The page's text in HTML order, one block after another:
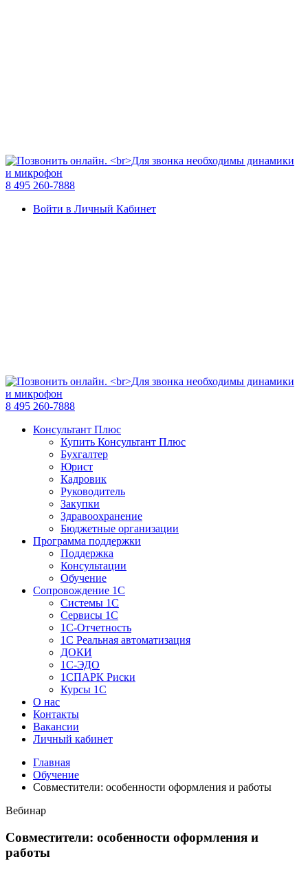
8 495 260-7888
Войти в Личный Кабинет
8 495 260-7888
Консультант Плюс
Купить Консультант Плюс
Бухгалтер
Юрист
Кадровик
Руководитель
Закупки
Здравоохранение
Бюджетные организации
Программа поддержки
Поддержка
Консультации
Обучение
Сопровождение 1С
Системы 1С
Сервисы 1С
1C-Отчетность
1С Реальная автоматизация
ДОКИ
1C-ЭДО
1СПАРК Риски
Курсы 1С
О нас
Контакты
Вакансии
Личный кабинет
Главная
Обучение
Совместители: особенности оформления и работы
Вебинар
Совместители: особенности оформления и
работы